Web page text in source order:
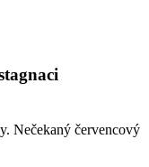
Nečekaný červencový